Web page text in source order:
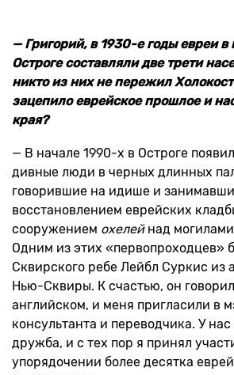
—Григорий, в 1930-е годы евреи в
Остроге составляли две трети
никто из них не пережил
зацепило еврейское прошлое и
края?
— В начале 1990-х в Остроге
дивные люди в черных длинных
говорившие на идише и
восстановлением еврейских
сооружением охелейнад
Одним из этих «первопроходцев»
Сквирского ребе Лейбл Суркис из
Нью-Сквиры. К счастью, он
английском, и меня пригласили в
консультанта и переводчика. У нас
дружба, и с тех пор я принял
упорядочении более десятка